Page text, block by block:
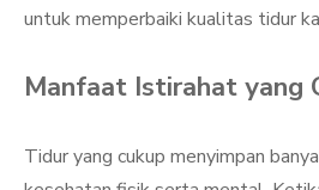
untuk memperbaiki kualitas tidur
Manfaat Istirahat yang
Tidur yang cukup menyimpan